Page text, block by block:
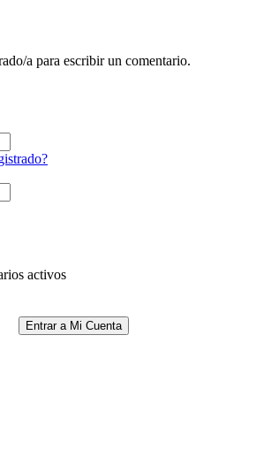
a para escribir un comentario.
activos
Entrar a Mi Cuenta